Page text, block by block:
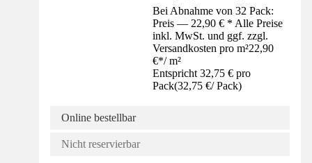
Bei Abnahme von 32 Pack:
Preis — 22,90 € * Alle Preise
inkl. MwSt. und ggf. zzgl.
Versandkosten pro m²22,90
€*/ m²
Entspricht 32,75 € pro
Pack(32,75 €/ Pack)
Online bestellbar
Nicht reservierbar